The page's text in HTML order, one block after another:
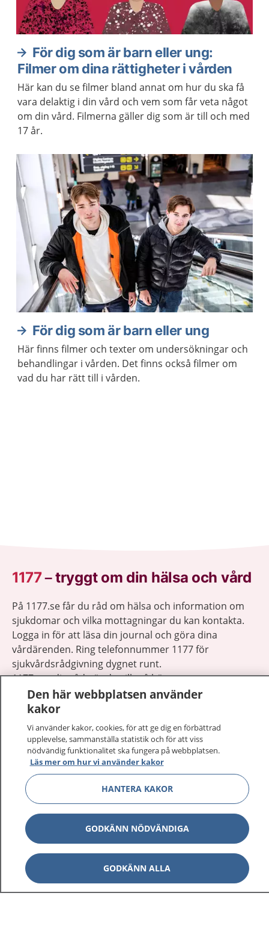
För dig som är barn eller ung:
Filmer om dina rättigheter i vården
Här kan du se filmer bland annat om hur du ska få
vara delaktig i din vård och vem som får veta något
om din vård. Filmerna gäller dig som är till och med
17 år.
För dig som är barn eller ung
Här finns filmer och texter om undersökningar och
behandlingar i vården. Det finns också filmer om
vad du har rätt till i vården.
1177–tryggt om din hälsa och vård
På 1177.se får du råd om hälsa och information om
sjukdomar och vilka mottagningar du kan kontakta.
Logga in för att läsa din journal och göra dina
vårdärenden. Ring telefonnummer 1177 för
sjukvårdsrådgivning dygnet runt.
1177 ger dig råd när du vill må bättre.
1177 på flera språk
Om 1177 Visa
Kontakt Visa
Behandling av personuppgifter
Den här webbplatsen använder
kakor
Vi använder kakor, cookies, för att ge dig en förbättrad
upplevelse, sammanställa statistik och för att viss
nödvändig funktionalitet ska fungera på webbplatsen.
Läs mer om hur vi använder kakor
HANTERA KAKOR
GODKÄNN NÖDVÄNDIGA
GODKÄNN ALLA